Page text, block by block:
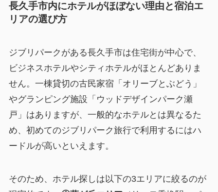
長久手市内にホテルがほぼない理由と宿泊エ
リアの選び方
ジブリパークがある長久手市は住宅街が中心で、
ビジネスホテルやシティホテルがほとんどありま
せん。一棟貸切の古民家宿「オリーブとぶどう」
やグランピング施設「ウッドデザインパーク瀬
戸」はありますが、一般的なホテルとは異なるた
め、初めてのジブリパーク旅行で利用するにはハ
ードルが高いといえます。
そのため、ホテル探しは以下の3エリアに絞るのが